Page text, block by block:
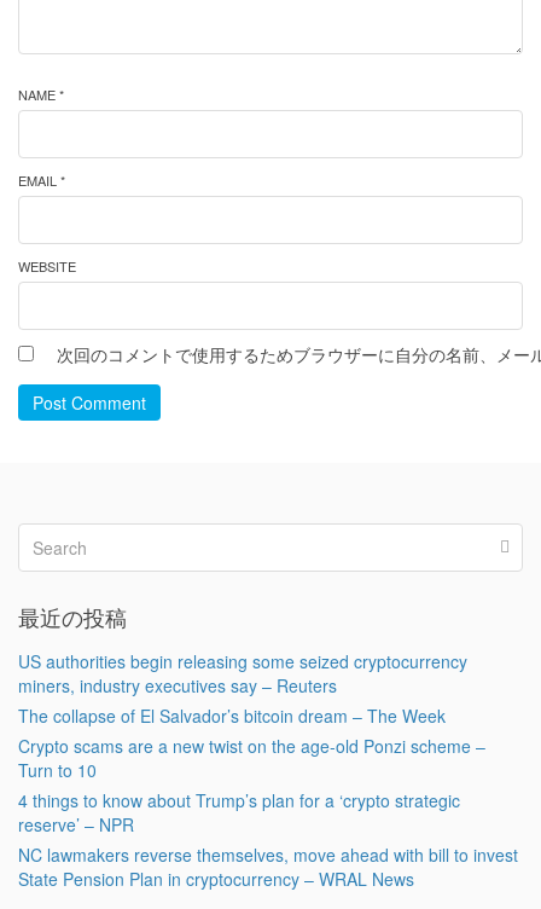
NAME *
EMAIL *
WEBSITE
次回のコメントで使用するためブラウザーに自分の名前、メー
Post Comment
最近の投稿
US authorities begin releasing some seized cryptocurrency
miners, industry executives say – Reuters
The collapse of El Salvador’s bitcoin dream – The Week
Crypto scams are a new twist on the age-old Ponzi scheme –
Turn to 10
4 things to know about Trump’s plan for a ‘crypto strategic
reserve’ – NPR
NC lawmakers reverse themselves, move ahead with bill to invest
State Pension Plan in cryptocurrency – WRAL News